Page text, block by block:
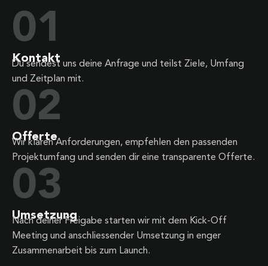
01
Kontakt
Du sendest uns deine Anfrage und teilst Ziele, Umfang
und Zeitplan mit.
02
Offerte
Wir klären Anforderungen, empfehlen den passenden
Projektumfang und senden dir eine transparente Offerte.
03
Umsetzung
Nach deiner Freigabe starten wir mit dem Kick-Off
Meeting und anschliessender Umsetzung in enger
Zusammenarbeit bis zum Launch.